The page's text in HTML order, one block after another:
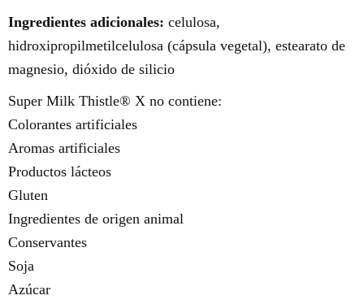
Ingredientes adicionales: celulosa,
hidroxipropilmetilcelulosa (cápsula vegetal), estearato de
magnesio, dióxido de silicio
Super Milk Thistle® X no contiene:
Colorantes artificiales
Aromas artificiales
Productos lácteos
Gluten
Ingredientes de origen animal
Conservantes
Soja
Azúcar